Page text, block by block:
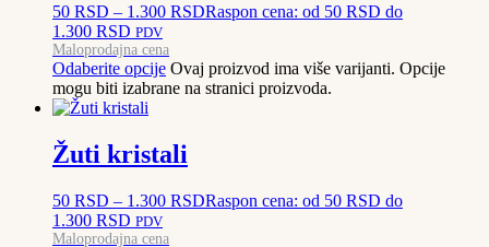
50 RSD – 1.300 RSDRaspon cena: od 50 RSD do
1.300 RSD PDV
Maloprodajna cena
Odaberite opcije Ovaj proizvod ima više varijanti. Opcije
mogu biti izabrane na stranici proizvoda.
Žuti kristali
50 RSD – 1.300 RSDRaspon cena: od 50 RSD do
1.300 RSD PDV
Maloprodajna cena